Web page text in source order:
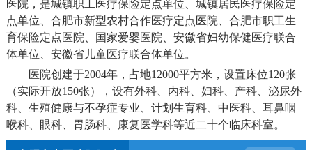
医院，是城镇职工医疗保险定点单位、城镇居民医疗保险定
点单位、合肥市新型农村合作医疗定点医院、合肥市职工生
育保险定点医院、国家爱婴医院、安徽省妇幼保健医疗联合
体单位、安徽省儿童医疗联合体单位。
医院创建于2004年，占地12000平方米，设置床位120张
（实际开放150张），设有外科、内科、妇科、产科、泌尿外
科、生殖健康与不孕症专业、计划生育科、中医科、耳鼻咽
喉科、眼科、胃肠科、康复医学科等近二十个临床科室。